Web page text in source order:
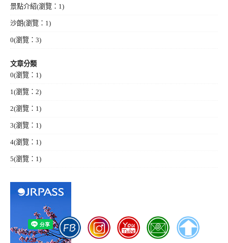
景點介紹(瀏覽：1)
沙朗(瀏覽：1)
0(瀏覽：3)
文章分類
0(瀏覽：1)
1 (瀏覽：2)
2(瀏覽：1)
3(瀏覽：1)
4(瀏覽：1)
5(瀏覽：1)